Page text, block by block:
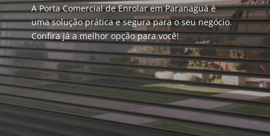
A Porta Comercial de Enrolar em Paranaguá é
uma solução prática e segura para o seu negócio.
Confira já a melhor opção para você!